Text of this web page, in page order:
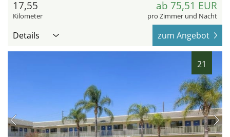
17,55
Kilometer
ab 75,51 EUR
pro Zimmer und Nacht
Details zum Angebot
21